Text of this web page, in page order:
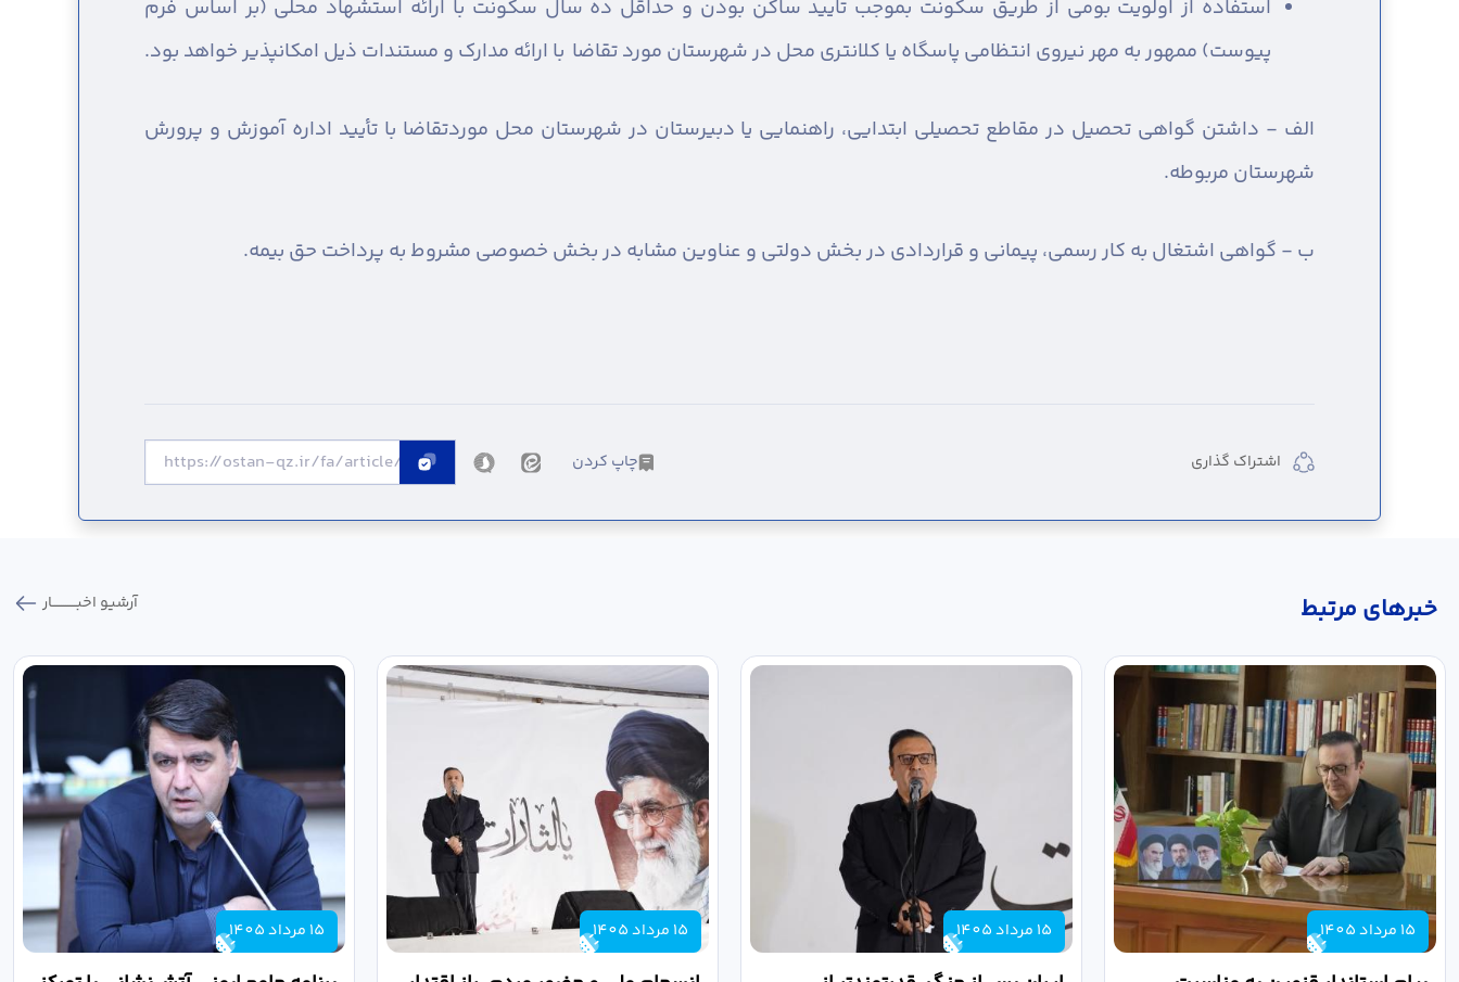
استفاده از اولویت بومی از طریق سکونت بموجب تایید ساکن بودن و حداقل ده سال سکونت با ارائه استشهاد محلی (بر اساس فرم
پیوست) ممهور به مهر نیروی انتظامی پاسگاه یا کلانتری محل در شهرستان مورد تقاضا با ارائه مدارک و مستندات ذیل امکانپذیر خواهد بود.
الف - داشتن گواهی تحصیل در مقاطع تحصیلی ابتدایی، راهنمایی یا دبیرستان در شهرستان محل موردتقاضا با تأیید اداره آموزش و پرورش
شهرستان مربوطه.
ب - گواهی اشتغال به کار رسمی، پیمانی و قراردادی در بخش دولتی و عناوین مشابه در بخش خصوصی مشروط به پرداخت حق بیمه.
اشتراک گذاری چاپ کردن
خبر‌های مرتبط آرشیو اخبـــــــــــار
15 مرداد 1405 15 مرداد 1405 15 مرداد 1405 15 مرداد 1405